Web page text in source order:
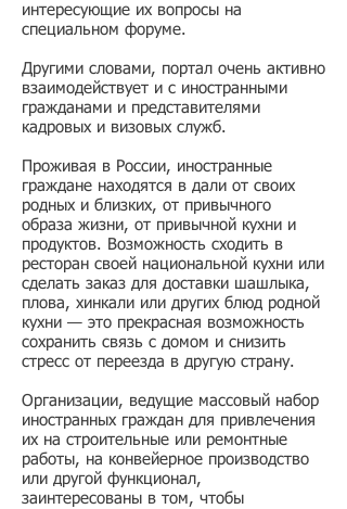
интересующие их вопросы на
специальном форуме.
Другими словами, портал очень активно
взаимодействует и с иностранными
гражданами и представителями
кадровых и визовых служб.
Проживая в России, иностранные
граждане находятся в дали от своих
родных и близких, от привычного
образа жизни, от привычной кухни и
продуктов. Возможность сходить в
ресторан своей национальной кухни или
сделать заказ для доставки шашлыка,
плова, хинкали или других блюд родной
кухни — это прекрасная возможность
сохранить связь с домом и снизить
стресс от переезда в другую страну.
Организации, ведущие массовый набор
иностранных граждан для привлечения
их на строительные или ремонтные
работы, на конвейерное производство
или другой функционал,
заинтересованы в том, чтобы